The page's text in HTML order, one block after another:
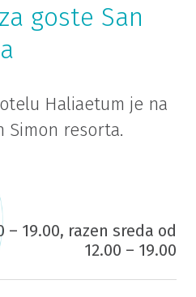
goste San
Haliaetum je na
Simon resorta.
– 19.00, razen sreda od
12.00 – 19.00